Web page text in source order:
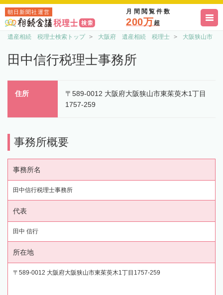
朝日新聞社運営 月間閲覧件数
200万超
遺産相続 税理士検索トップ 大阪府 遺産相続 税理士 大阪狭山市
田中信行税理士事務所
住所
〒589-0012 大阪府大阪狭山市東茱萸木1丁目
1757-259
事務所概要
事務所名
田中信行税理士事務所
代表
田中 信行
所在地
〒589-0012 大阪府大阪狭山市東茱萸木1丁目1757-259